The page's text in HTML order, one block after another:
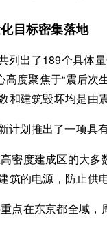
目标密集落地
列出了189个具体
度聚焦于“震后
建筑毁坏均是由
计划推出了一项具
密度建成区的大
的电源，防止供
点在东京都全域